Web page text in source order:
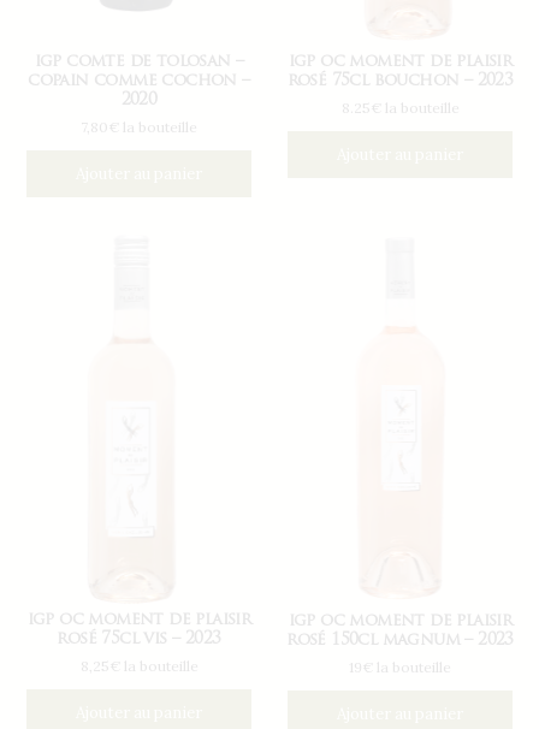
igp comte de tolosan –
copain comme cochon –
2020
7,80€ la bouteille
igp oc moment de plaisir
rosé 75cl bouchon – 2023
8.25€ la bouteille
igp oc moment de plaisir
rosé 75cl vis – 2023
8,25€ la bouteille
igp oc moment de plaisir
rosé 150cl magnum – 2023
19€ la bouteille